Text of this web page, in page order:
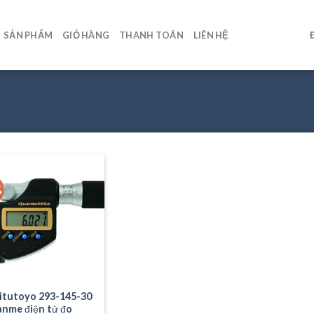
SẢN PHẨM GIỎ HÀNG THANH TOÁN LIÊN HỆ
293-145-30
điện tử đo